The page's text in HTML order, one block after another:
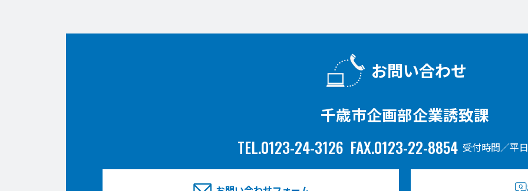
お問い合わせ
千歳市企画部企業誘致課
TEL.0123-24-3126 FAX.0123-22-8854 受付時間／平